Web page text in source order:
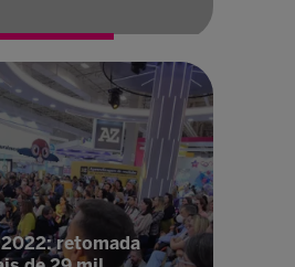
retomada